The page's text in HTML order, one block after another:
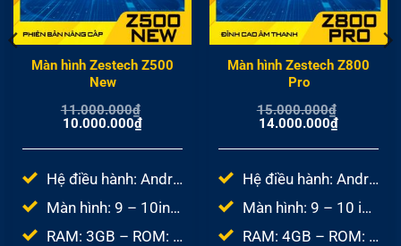
Màn hình Zestech Z500
New
11.000.000₫
Giá
10.000.000₫Giá
Hệ điều hành: Android 10.0
Màn hình: 9 – 10inch
RAM: 3GB – ROM: 32GB
Màn hình Zestech Z800
Pro
15.000.000₫
Giá
14.000.000₫Giá
Hệ điều hành: Android 10.0
Màn hình: 9 – 10 inch
RAM: 4GB – ROM: 64GB